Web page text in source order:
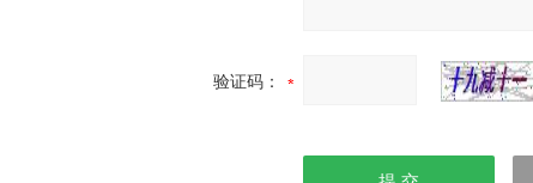
验证码：